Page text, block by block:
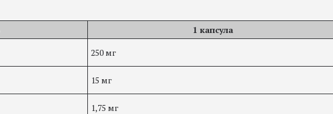
1 капсула
250 мг
15 мг
1,75 мг